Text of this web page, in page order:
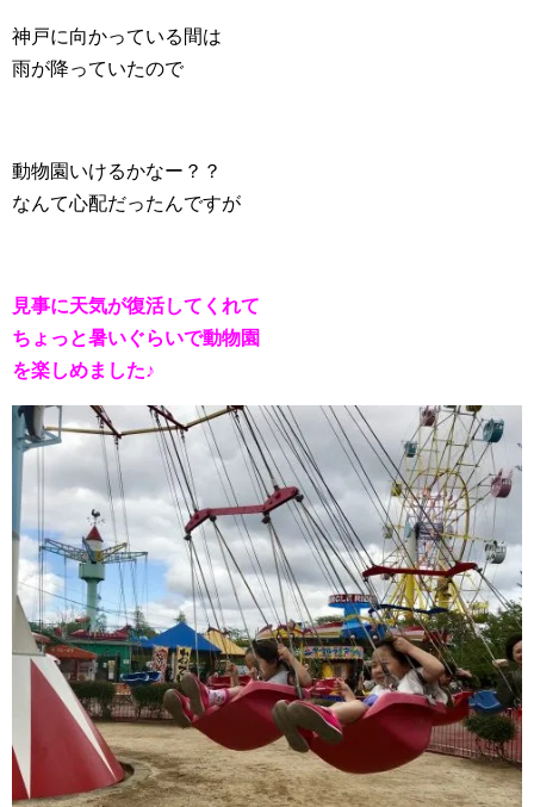
神戸に向かっている間は
雨が降っていたので
動物園いけるかなー？？
なんて心配だったんですが
見事に天気が復活してくれて
ちょっと暑いぐらいで動物園
を楽しめました♪